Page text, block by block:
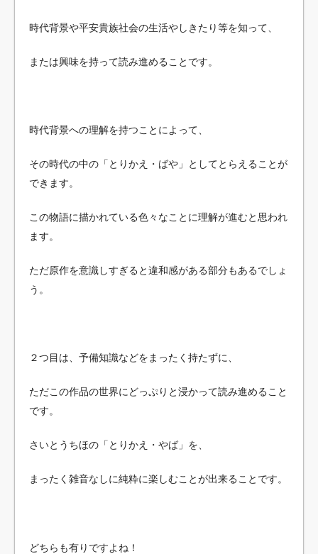
時代背景や平安貴族社会の生活やしきたり等を知って、
または興味を持って読み進めることです。
時代背景への理解を持つことによって、
その時代の中の「とりかえ・ばや」としてとらえることが
できます。
この物語に描かれている色々なことに理解が進むと思われ
ます。
ただ原作を意識しすぎると違和感がある部分もあるでしょ
う。
２つ目は、予備知識などをまったく持たずに、
ただこの作品の世界にどっぷりと浸かって読み進めること
です。
さいとうちほの「とりかえ・やば」を、
まったく雑音なしに純粋に楽しむことが出来ることです。
どちらも有りですよね！